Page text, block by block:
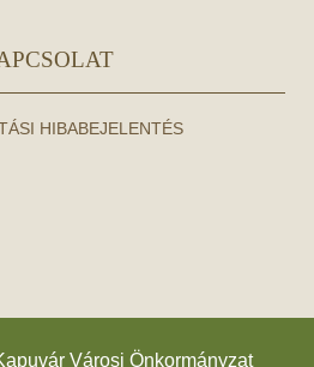
HIBABEJELENTÉS
Városi Önkormányzat